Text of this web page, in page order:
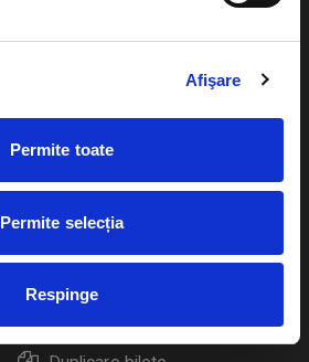
Afişare
Permite toate
Permite selecția
Respinge
Cum comand bilete?
Plata online sau cash
eBilet printat acasa
Livrare prin curier
Returnare bilete